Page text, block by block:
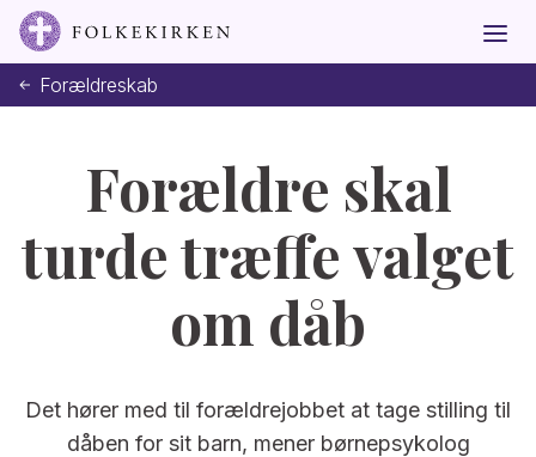
Forældreskab
Forældre skal
turde træffe valget
om dåb
Det hører med til forældrejobbet at tage stilling til
dåben for sit barn, mener børnepsykolog